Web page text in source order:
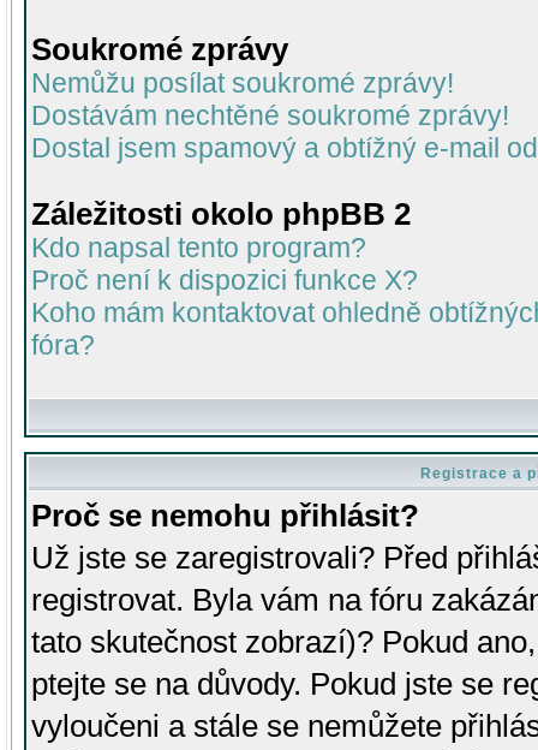
Soukromé zprávy
Nemůžu posílat soukromé zprávy!
Dostávám nechtěné soukromé zprávy!
Dostal jsem spamový a obtížný e-mail
Záležitosti okolo phpBB 2
Kdo napsal tento program?
Proč není k dispozici funkce X?
Koho mám kontaktovat ohledně
fóra?
Registrace a
Proč se nemohu přihlásit?
Už jste se zaregistrovali? Před
registrovat. Byla vám na fóru
tato skutečnost zobrazí)? Pokud
ptejte se na důvody. Pokud jste se
vyloučeni a stále se nemůžete